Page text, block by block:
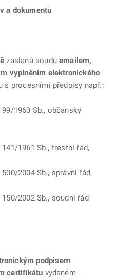
a dokumentů
zaslaná souduemailem,
vyplněním elektronického
s procesními předpisy např.:
1963 Sb., občanský
1961 Sb., trestní řád,
2004 Sb., správní řád,
2002 Sb., soudní řád
podpisem
certifikátu vydaném